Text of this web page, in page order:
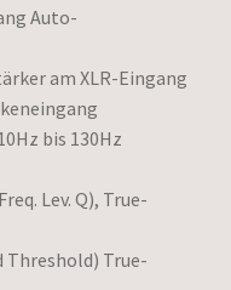
Auto-
am XLR-Eingang
bis 130Hz
Lev. Q), True-
Threshold) True-